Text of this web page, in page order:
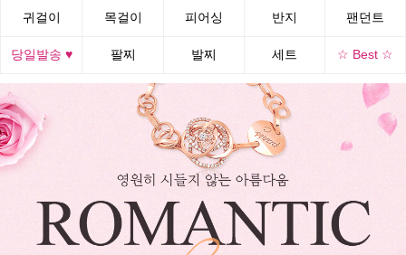
귀걸이 목걸이 피어싱 반지 팬던트
당일발송 ♥ 팔찌 발찌 세트 ☆ Best ☆